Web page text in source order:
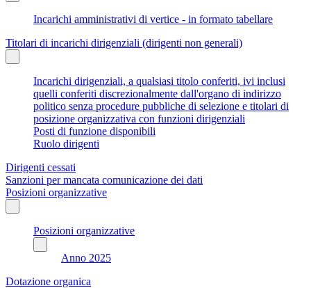
Incarichi amministrativi di vertice - in formato tabellare
Titolari di incarichi dirigenziali (dirigenti non generali)
Incarichi dirigenziali, a qualsiasi titolo conferiti, ivi inclusi
quelli conferiti discrezionalmente dall'organo di indirizzo
politico senza procedure pubbliche di selezione e titolari di
posizione organizzativa con funzioni dirigenziali
Posti di funzione disponibili
Ruolo dirigenti
Dirigenti cessati
Sanzioni per mancata comunicazione dei dati
Posizioni organizzative
Posizioni organizzative
Anno 2025
Dotazione organica